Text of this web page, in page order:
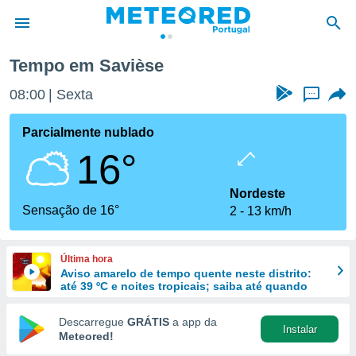
da
foi
fornecidas
a este
das
e
forma
digital
Tempo em Savièse
08:00 Sexta ...
Parcialmente nublado
16°
Sensação de 16°
Nordeste
2
13 km/h
Última hora
Aviso amarelo de tempo quente neste distrito:
até 39 ºC e noites tropicais; saiba até quando
Descarregue GRÁTIS a app da
Meteored!
Instalar